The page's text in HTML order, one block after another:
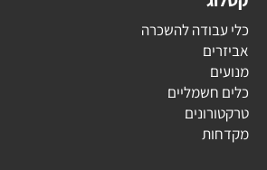
כלי עבודה להשכרה
אביזרים
מנועים
כלים חשמליים
טרקטורונים
מקדחות